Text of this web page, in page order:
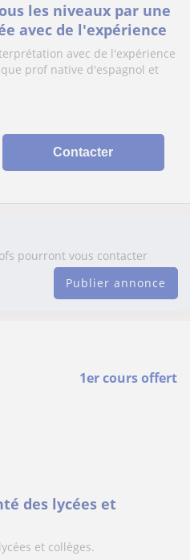
les niveaux par une
avec de l'expérience
avec de l'expérience
prof native d'espagnol et
Contacter
pourront vous contacter
Publier annonce
1er cours offert
des lycées et
et collèges.